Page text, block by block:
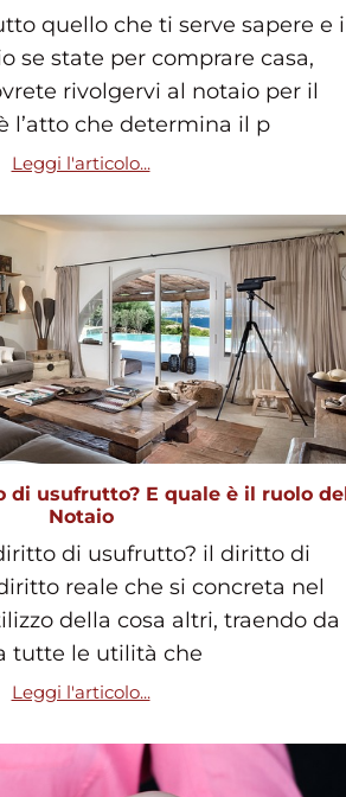
quello che ti serve sapere e
se state per comprare casa,
rivolgervi al notaio per il
l’atto che determina il p
Leggi l'articolo...
di usufrutto? E quale è il ruolo
Notaio
di usufrutto? il diritto di
reale che si concreta nel
della cosa altri, traendo da
tutte le utilità che
Leggi l'articolo...